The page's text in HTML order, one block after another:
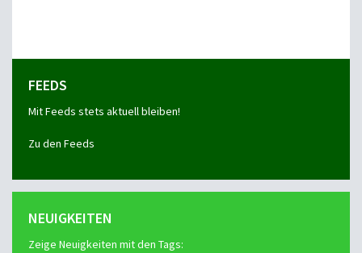
FEEDS
Mit Feeds stets aktuell bleiben!
Zu den Feeds
NEUIGKEITEN
Zeige Neuigkeiten mit den Tags: